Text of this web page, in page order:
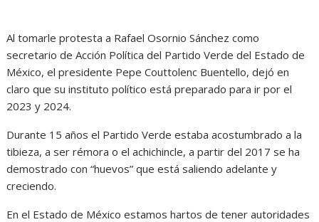
Al tomarle protesta a Rafael Osornio Sánchez como
secretario de Acción Política del Partido Verde del Estado de
México, el presidente Pepe Couttolenc Buentello, dejó en
claro que su instituto político está preparado para ir por el
2023 y 2024.
Durante 15 años el Partido Verde estaba acostumbrado a la
tibieza, a ser rémora o el achichincle, a partir del 2017 se ha
demostrado con “huevos” que está saliendo adelante y
creciendo.
En el Estado de México estamos hartos de tener autoridades